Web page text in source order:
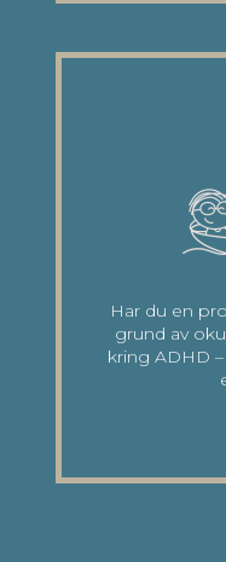
Har du en
grund av
kring ADHD